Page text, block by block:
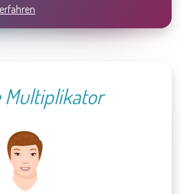
Multiplikator